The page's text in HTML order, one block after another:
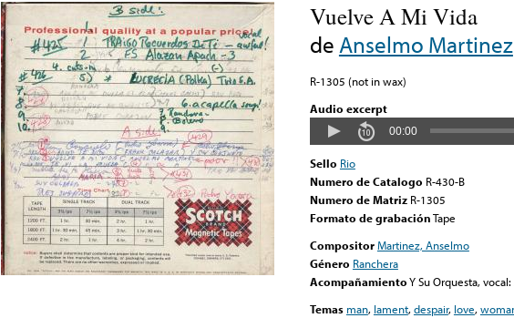
Vuelve A Mi Vida
de Anselmo Martinez
R-1305 (not in wax)
Audio excerpt
00:00
Sello Rio
Numero de Catalogo R-430-B
Numero de Matriz R-1305
Formato de grabaciónTape
CompositorMartinez, Anselmo
Género Ranchera
AcompañamientoY Su Orquesta,
Temas man, lament,despair, love,